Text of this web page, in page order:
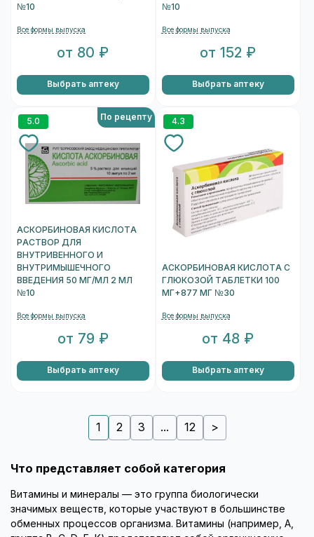
№10
Все формы выпуска
от 80 ₽
Выбрать аптеку
№10
Все формы выпуска
от 152 ₽
Выбрать аптеку
5.0 По рецепту
АСКОРБИНОВАЯ КИСЛОТА
РАСТВОР ДЛЯ
ВНУТРИВЕННОГО И
ВНУТРИМЫШЕЧНОГО
ВВЕДЕНИЯ 50 МГ/МЛ 2 МЛ
№10
Все формы выпуска
от 79 ₽
Выбрать аптеку
4.3
АСКОРБИНОВАЯ КИСЛОТА С
ГЛЮКОЗОЙ ТАБЛЕТКИ 100
МГ+877 МГ №30
Все формы выпуска
от 48 ₽
Выбрать аптеку
1 2 3 ... 12 >
Что представляет собой категория
Витамины и минералы — это группа биологически
значимых веществ, которые участвуют в большинстве
обменных процессов организма. Витамины (например, A,